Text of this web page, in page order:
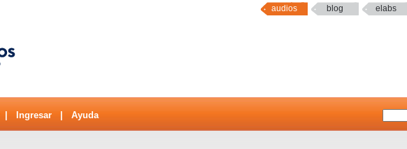
audios blog elabs
Ingresar Ayuda